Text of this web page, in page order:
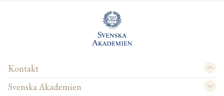
Kontakt
Svenska Akademien